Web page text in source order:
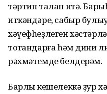
тәртип талап итә.
иткәндәре, сабыр
хәүефһеҙлеген
тотҡандарға һәм дини
рәхмәтемде белдерәм.
Барлыҡ кешелеккә ҙур